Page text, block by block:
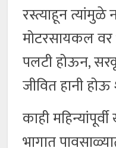
रस्त्याहून त्यांमुळे
मोटरसायकल
पलटी होऊन,
जीवित हानी
काही
भागात